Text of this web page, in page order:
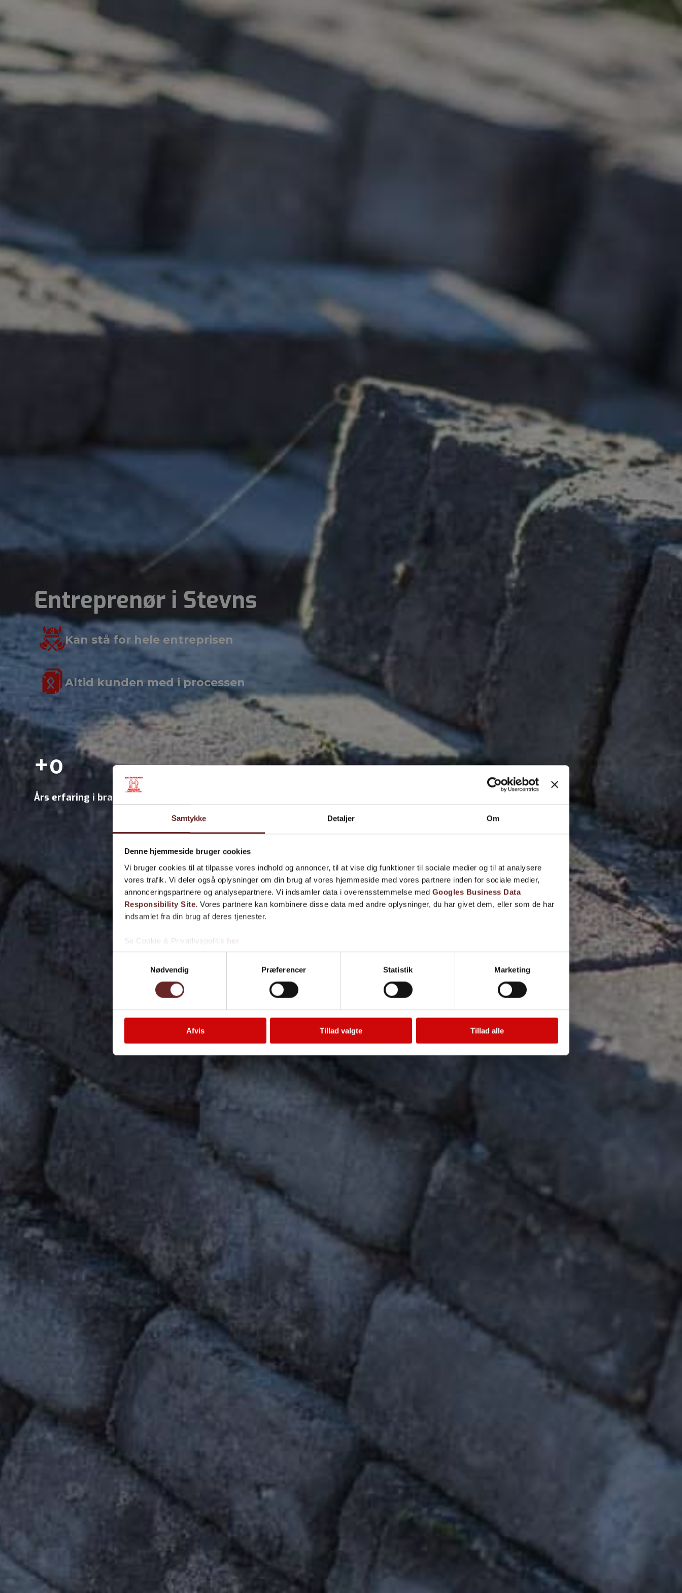
Samtykke Detaljer Om
Denne hjemmeside bruger cookies
Vi bruger cookies til at tilpasse vores indhold og annoncer, til at vise dig funktioner til sociale medier og til at analysere
vores trafik. Vi deler også oplysninger om din brug af vores hjemmeside med vores partnere inden for sociale medier,
annonceringspartnere og analysepartnere. Vi indsamler data i overensstemmelse med Googles Business Data
Responsibility Site. Vores partnere kan kombinere disse data med andre oplysninger, du har givet dem, eller som de har
indsamlet fra din brug af deres tjenester.
Se Cookie & Privatlivspolitik her
Nødvendig
Præferencer Statistik Marketing
Afvis Tillad valgte Tillad alle
Entreprenør i Stevns
Kan stå for hele entreprisen
Altid kunden med i processen
+0
Års erfaring i branchen
Få et tilbud
Udfyld formularen for et uforpligtende tilbud. Vi ser
frem til at hjælpe dig godt videre med dit næste projekt.
Fjern